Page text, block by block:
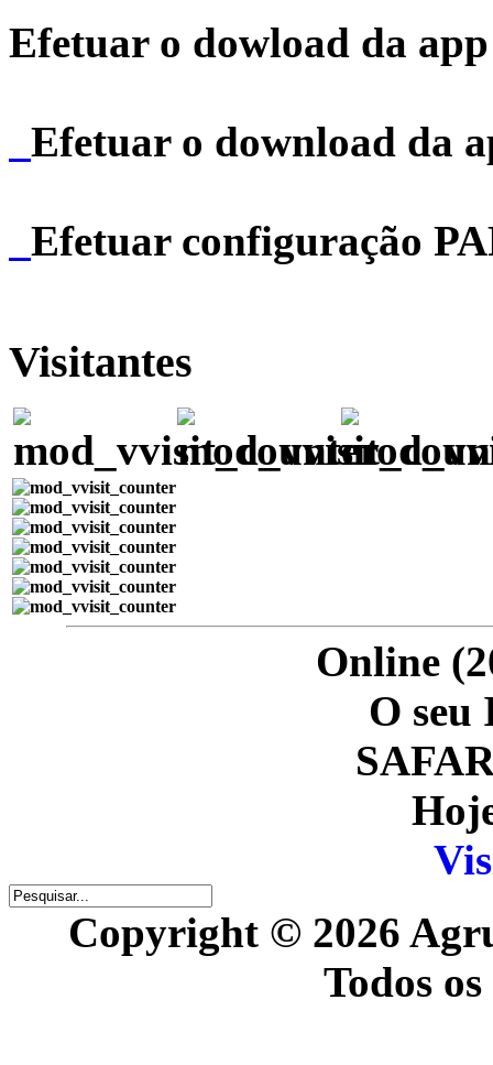
Efetuar o dowload da
Efetuar o download da
Efetuar configuração
Visitantes
Online
O seu
Copyright © 2026
Todos